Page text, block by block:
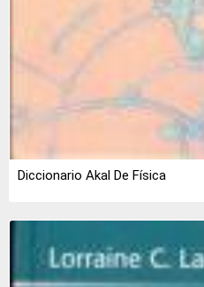
Diccionario Akal De Física